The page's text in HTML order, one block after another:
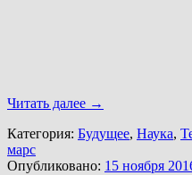
Читать далее →
Категория: Будущее, Наука,
марс
Опубликовано: 15 ноября